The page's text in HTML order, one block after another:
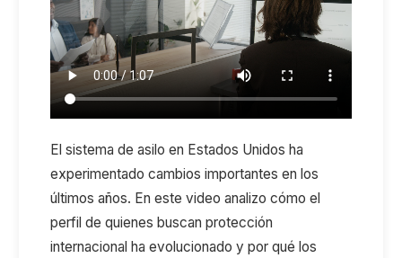
El sistema de asilo en Estados Unidos ha
experimentado cambios importantes en los
últimos años. En este video analizo cómo el
perfil de quienes buscan protección
internacional ha evolucionado y por qué los